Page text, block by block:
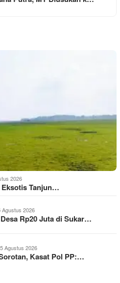
2026
Eksotis Tanjun…
Agustus 2026
Rp20 Juta di Sukar…
5 Agustus 2026
Kasat Pol PP:…